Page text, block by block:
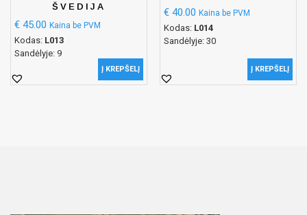
ŠVEDIJA
€ 45.00 Kaina be PVM
Kodas: L013
Sandėlyje: 9
Į KREPŠELĮ
€ 40.00 Kaina be PVM
Kodas: L014
Sandėlyje: 30
Į KREPŠELĮ